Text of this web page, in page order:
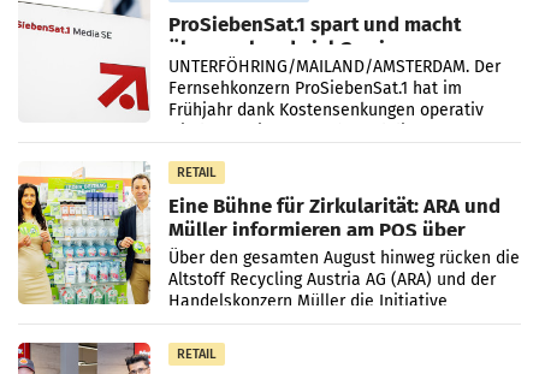
ProSiebenSat.1 spart und macht
überraschend viel Gewinn
UNTERFÖHRING/MAILAND/AMSTERDAM. Der
Fernsehkonzern ProSiebenSat.1 hat im
Frühjahr dank Kostensenkungen operativ
RETAIL
Eine Bühne für Zirkularität: ARA und
Müller informieren am POS über
Kreislauffähigkeit
Über den gesamten August hinweg rücken die
Altstoff Recycling Austria AG (ARA) und der
Handelskonzern Müller die Initiative
„Kreislauf-Helden“ in allen österreichischen
Müller-Filialen
RETAIL